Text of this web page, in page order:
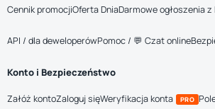
Cennik promocjiOferta DniaDarmowe ogłoszenia z
API / dla deweloperówPomoc / 💬 Czat online
Konto i Bezpieczeństwo
Załóż kontoZaloguj sięWeryfikacja konta PRO